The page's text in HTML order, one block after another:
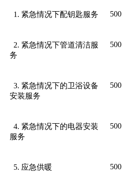
1. 紧急情况下配钥匙服务
2. 紧急情况下管道清洁服
务
3. 紧急情况下的卫浴设备
安装服务
4. 紧急情况下的电器安装
服务
5. 应急供暖